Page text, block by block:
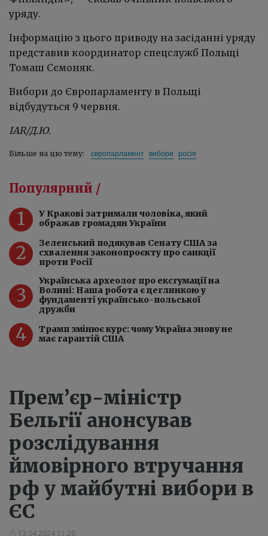
уряду.
Інформацію з цього приводу на засіданні уряду
представив координатор спецслужб Польщі
Томаш Сємоняк.
Вибори до Європарламенту в Польщі
відбудуться 9 червня.
IAR/Д.Ю.
Більше на цю тему: європарламент вибори росія
Популярний /
1
У Кракові затримали чоловіка, який
ображав громадян України
2
Зеленський подякував Сенату США за
схвалення законопроєкту про санкції
проти Росії
3
Українська археолог про ексгумації на
Волині: Наша робота є цеглинкою у
фундаменті українсько-польської
дружби
4
Трамп змінює курс: чому Україна знову не
має гарантій США
Прем’єр-міністр
Бельгії анонсував
розслідування
ймовірного втручання
рф у майбутні вибори в
ЄС
13.04.2024 11:20